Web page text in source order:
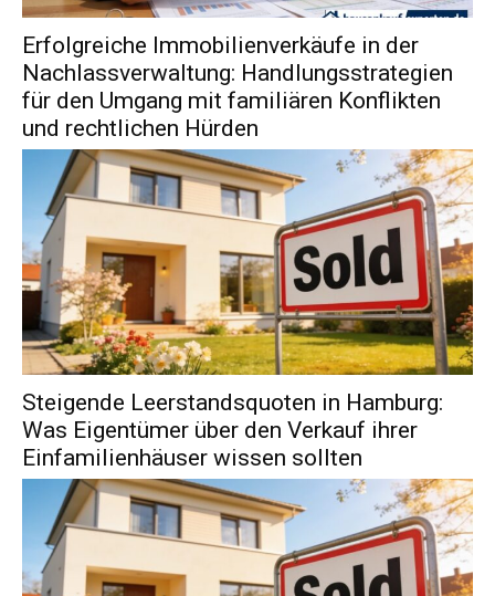
Erfolgreiche Immobilienverkäufe in der
Nachlassverwaltung: Handlungsstrategien
für den Umgang mit familiären Konflikten
und rechtlichen Hürden
Steigende Leerstandsquoten in Hamburg:
Was Eigentümer über den Verkauf ihrer
Einfamilienhäuser wissen sollten